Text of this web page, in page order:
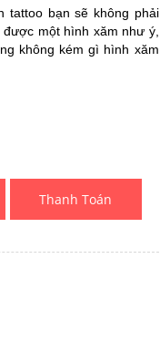
bạn sẽ không phải
một hình xăm như ý,
không kém gì hình xăm
Thanh Toán